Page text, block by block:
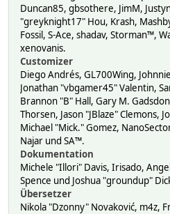
Duncan85, gbsothere, JimM,
"greyknight17" Hou, Krash,
Fossil, S-Ace, shadav, Storman™,
xenovanis.
Customizer
Diego Andrés, GL700Wing,
Jonathan "vbgamer45" Valentin,
Brannon "B" Hall, Gary M.
Thorsen, Jason "JBlaze" Clemons,
Michael "Mick." Gomez,
Najar und SA™.
Dokumentation
Michele "Illori" Davis, Irisado,
Spence und Joshua "groundup"
Übersetzer
Nikola "Dzonny" Novaković, m4z,